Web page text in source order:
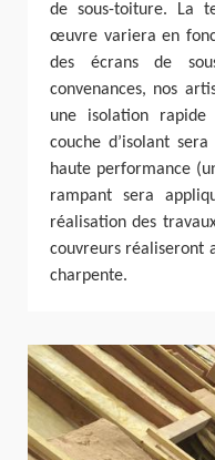
de sous-toiture. La
œuvre variera en
des écrans de
convenances, nos
une isolation rapide
couche d’isolant
haute performance
rampant sera
réalisation des
couvreurs réaliseront
charpente.